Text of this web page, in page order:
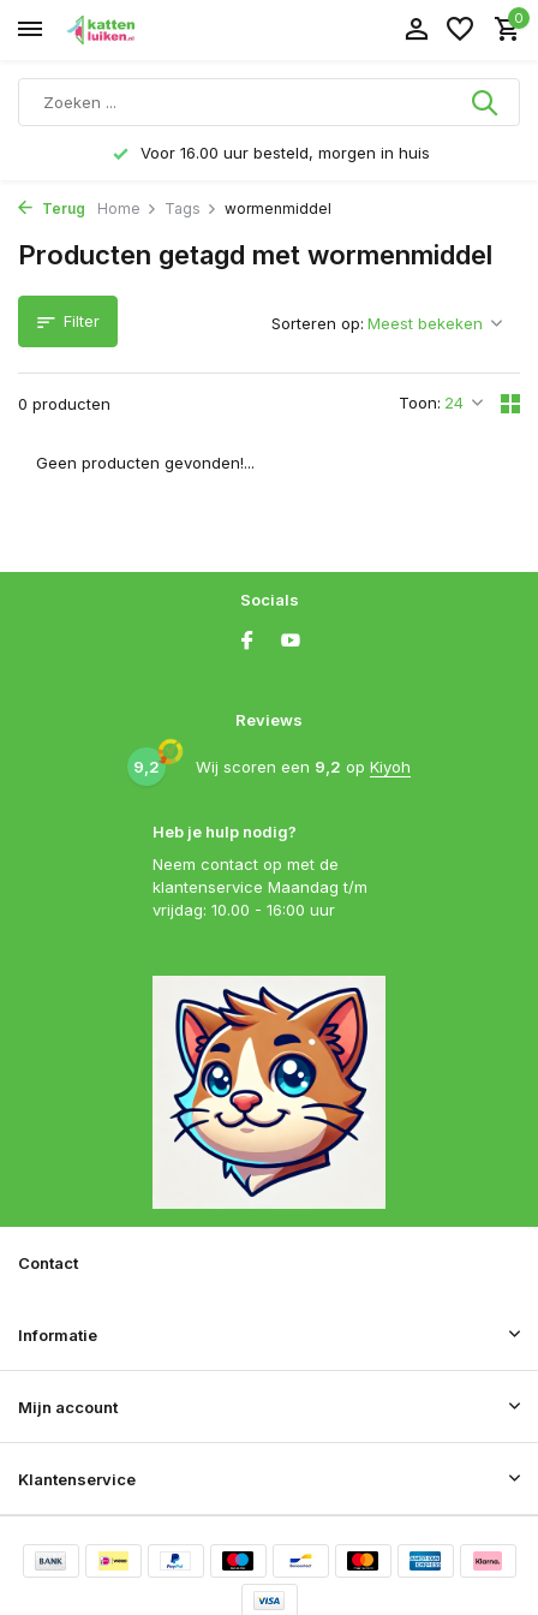
0
Voor 16.00 uur besteld, morgen in huis
Terug Home Tags wormenmiddel
Producten getagd met wormenmiddel
Filter
0 producten Toon:
Sorteren op:
Geen producten gevonden!...
Heb je hulp nodig?
Neem contact op met de
klantenservice Maandag t/m
vrijdag: 10.00 - 16:00 uur
Reviews
9,2 Wij scoren een 9,2 op Kiyoh
Socials
Klantenservice
Mijn account
Informatie
Contact